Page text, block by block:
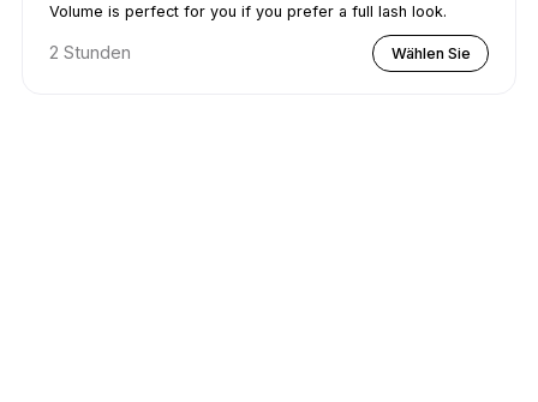
Volume is perfect for you if you prefer a full lash look.
2 Stunden Wählen Sie